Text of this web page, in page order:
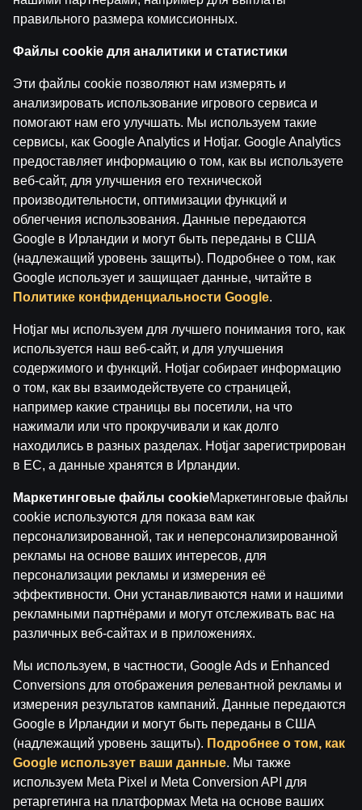
Ģenerāļa un Buļa Naglas | 8.Sezona 39.Epizode
byDāvis 9 июн. 2026 г.
ĢENERĀĻA UN BUĻA NAGLAS
Ģenerāļa un Buļa Naglas | 8.Sezona 38.Epizode
byDāvis 9 июн. 2026 г.
ĢENERĀĻA UN BUĻA NAGLAS
Ģenerāļa un Buļa Naglas | 8.Sezona 37.Epizode
ĢENERĀĻA UN BUĻA NAGLAS
правильного размера комиссионных.
Файлы cookie для аналитики и статистики
Эти файлы cookie позволяют нам измерять и
анализировать использование игрового сервиса и
помогают нам его улучшать. Мы используем такие
сервисы, как Google Analytics и Hotjar. Google Analytics
предоставляет информацию о том, как вы используете
веб-сайт, для улучшения его технической
производительности, оптимизации функций и
облегчения использования. Данные передаются
Google в Ирландии и могут быть переданы в США
(надлежащий уровень защиты). Подробнее о том, как
Google использует и защищает данные, читайте в
Политике конфиденциальности Google.
Hotjar мы используем для лучшего понимания того, как
используется наш веб-сайт, и для улучшения
содержимого и функций. Hotjar собирает информацию
о том, как вы взаимодействуете со страницей,
например какие страницы вы посетили, на что
нажимали или что прокручивали и как долго
находились в разных разделах. Hotjar зарегистрирован
в ЕС, а данные хранятся в Ирландии.
Маркетинговые файлы cookieМаркетинговые файлы
cookie используются для показа вам как
персонализированной, так и неперсонализированной
рекламы на основе ваших интересов, для
персонализации рекламы и измерения её
эффективности. Они устанавливаются нами и нашими
рекламными партнёрами и могут отслеживать вас на
различных веб-сайтах и в приложениях.
Мы используем, в частности, Google Ads и Enhanced
Conversions для отображения релевантной рекламы и
измерения результатов кампаний. Данные передаются
Google в Ирландии и могут быть переданы в США
(надлежащий уровень защиты). Подробнее о том, как
Google использует ваши данные. Мы также
используем Meta Pixel и Meta Conversion API для
ретаргетинга на платформах Meta на основе ваших